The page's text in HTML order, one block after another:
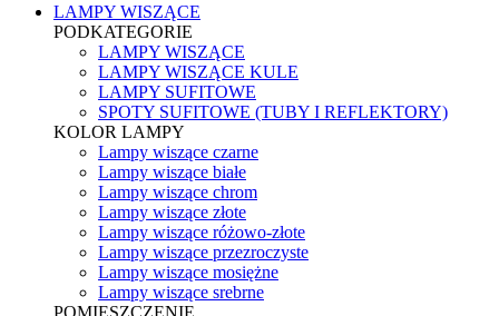
LAMPY WISZĄCE
PODKATEGORIE
LAMPY WISZĄCE
LAMPY WISZĄCE KULE
LAMPY SUFITOWE
SPOTY SUFITOWE (TUBY I REFLEKTORY)
KOLOR LAMPY
Lampy wiszące czarne
Lampy wiszące białe
Lampy wiszące chrom
Lampy wiszące złote
Lampy wiszące różowo-złote
Lampy wiszące przezroczyste
Lampy wiszące mosiężne
Lampy wiszące srebrne
POMIESZCZENIE